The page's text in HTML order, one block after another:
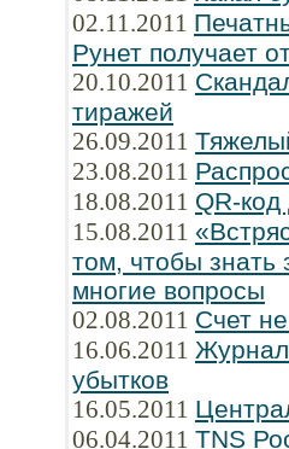
02.11.2011
Рунет получает
20.10.2011
тиражей
26.09.2011
23.08.2011
18.08.2011 QR-код
15.08.2011
том, чтобы знать
многие вопросы
02.08.2011 Счет
16.06.2011 Журнал
убытков
16.05.2011
06.04.2011 TNS